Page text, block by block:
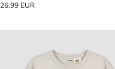
26.99 EUR